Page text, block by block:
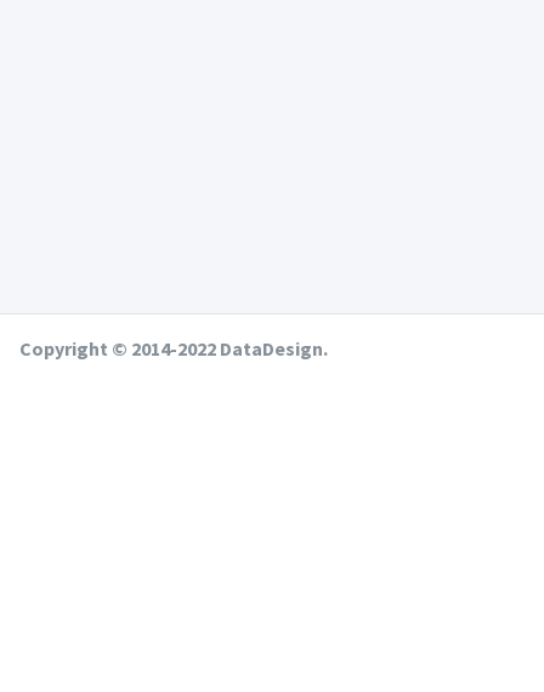
Copyright © 2014-2022 DataDesign.